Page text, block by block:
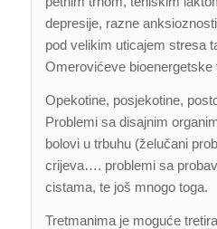
depresije, razne
pod velikim uticajem stresa
Omerovićeve bioenergetske
Opekotine, posjekotine,
Problemi sa disajnim
bolovi u trbuhu (želučani
crijeva…. problemi sa
cistama, te još mnogo toga.
Tretmanima je moguće